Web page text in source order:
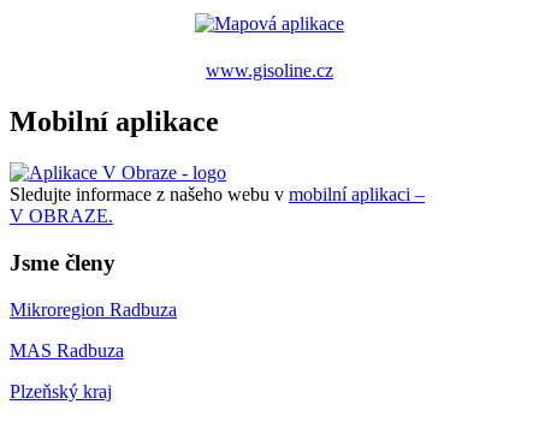
www.gisoline.cz
Mobilní aplikace
Sledujte informace z našeho webu v mobilní aplikaci –
V OBRAZE.
Jsme členy
Mikroregion Radbuza
MAS Radbuza
Plzeňský kraj